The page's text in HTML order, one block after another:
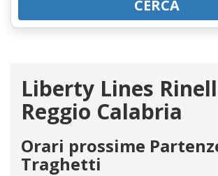
CERCA
Liberty Lines
Reggio Calabria
Orari prossime
Traghetti